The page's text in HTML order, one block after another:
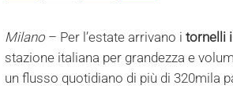
Milano – Per l’estate arrivano i tornelli
stazione italiana per grandezza e
un flusso quotidiano di più di 320mila